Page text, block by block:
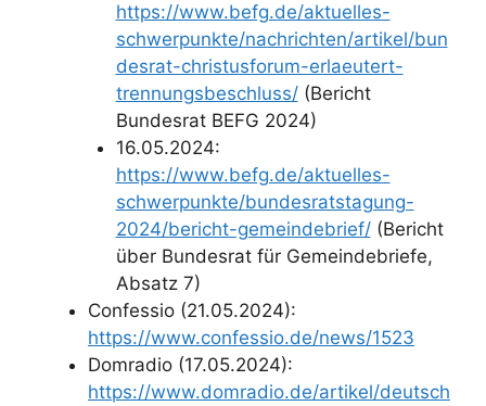
https://www.befg.de/aktuelles-
schwerpunkte/nachrichten/artikel/bun
desrat-christusforum-erlaeutert-
trennungsbeschluss/(Bericht
Bundesrat BEFG 2024)
16.05.2024:
https://www.befg.de/aktuelles-
schwerpunkte/bundesratstagung-
2024/bericht-gemeindebrief/(Bericht
über Bundesrat für Gemeindebriefe,
Absatz 7)
Confessio (21.05.2024):
https://www.confessio.de/news/1523
Domradio (17.05.2024):
https://www.domradio.de/artikel/deutsch